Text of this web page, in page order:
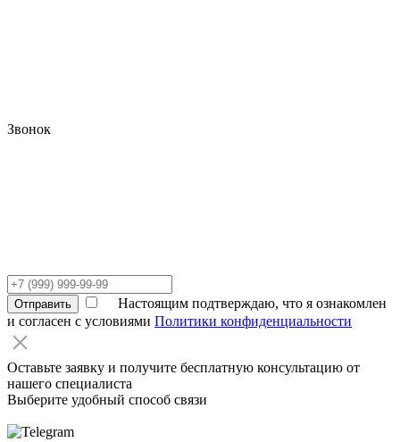
Звонок
Отправить
Настоящим подтверждаю, что я ознакомлен
и согласен с условиями Политики конфиденциальности
Оставьте заявку и получите бесплатную консультацию от
нашего специалиста
Выберите удобный способ связи